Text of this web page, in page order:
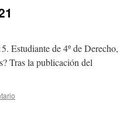
Estudiante de 4º de Derecho,
Tras la publicación del